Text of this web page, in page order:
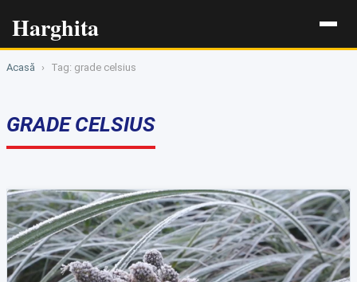
Harghita
Acasă › Tag: grade celsius
GRADE CELSIUS